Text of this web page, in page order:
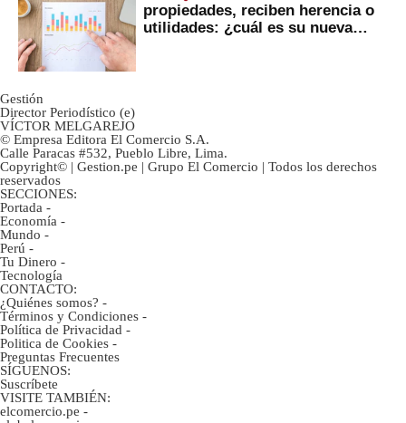
propiedades, reciben herencia o
utilidades: ¿cuál es su nueva
Gestión
Director Periodístico (e)
VÍCTOR MELGAREJO
© Empresa Editora El Comercio S.A.
Calle Paracas #532, Pueblo Libre, Lima.
Copyright© | Gestion.pe | Grupo El Comercio | Todos los derechos
reservados
SECCIONES:
Portada -
Economía -
Mundo -
Perú -
Tu Dinero -
Tecnología
CONTACTO:
¿Quiénes somos? -
Términos y Condiciones -
Política de Privacidad -
Politica de Cookies -
Preguntas Frecuentes
SÍGUENOS:
Suscríbete
VISITE TAMBIÉN:
elcomercio.pe -